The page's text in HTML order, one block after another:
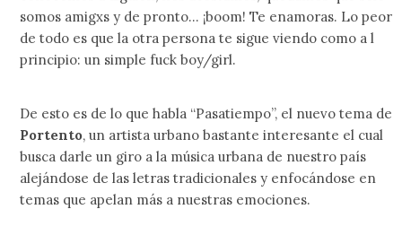
somos amigxs y de pronto… ¡boom! Te enamoras. Lo peor
de todo es que la otra persona te sigue viendo como a l
principio: un simple fuck boy/girl.
De esto es de lo que habla “Pasatiempo”, el nuevo tema de
Portento, un artista urbano bastante interesante el cual
busca darle un giro a la música urbana de nuestro país
alejándose de las letras tradicionales y enfocándose en
temas que apelan más a nuestras emociones.